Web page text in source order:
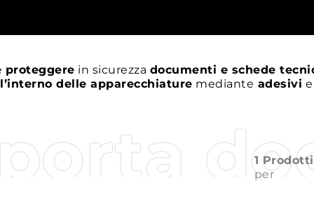
proteggere in sicurezza documenti e schede
delle apparecchiature mediante adesivi e
1 Prodotti
per